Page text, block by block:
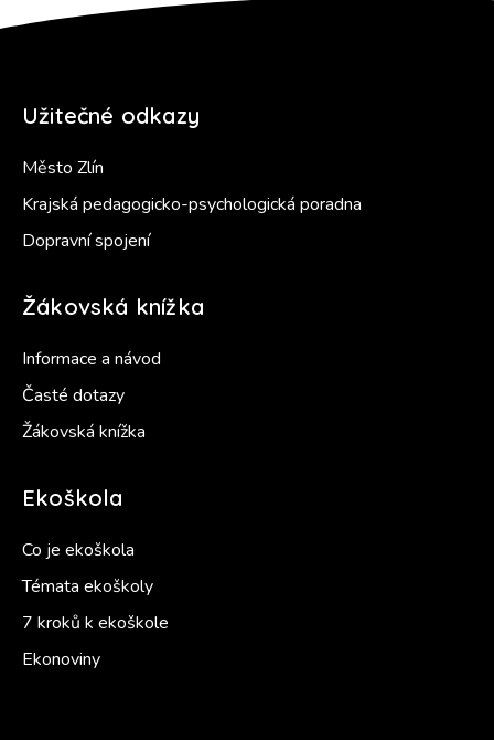
Užitečné odkazy
Město Zlín
Krajská pedagogicko-psychologická poradna
Dopravní spojení
Žákovská knížka
Informace a návod
Časté dotazy
Žákovská knížka
Ekoškola
Co je ekoškola
Témata ekoškoly
7 kroků k ekoškole
Ekonoviny